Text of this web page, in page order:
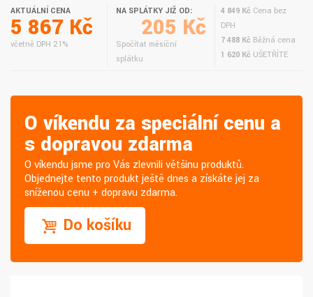
AKTUÁLNÍ CENA
5 867 Kč
včetně DPH 21%
NA SPLÁTKY JIŽ OD:
205 Kč
Spočítat měsíční
splátku
4 849 Kč Cena bez
DPH
7 488 Kč Běžná cena
1 620 Kč UŠETŘÍTE
O víkendu za speciální cenu a
s dopravou zdarma
O víkendu jsme pro Vás zlevnili většinu produktů.
Objednejte tento produkt ještě dnes a získáte jej za
sníženou cenu + dopravu zdarma.
Do košíku